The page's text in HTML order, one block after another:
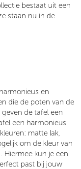
bestaat uit een
staan nu in de
en
die de poten van de
de tafel een
een harmonieus
matte lak,
om de kleur van
Hiermee kun je een
past bij jouw